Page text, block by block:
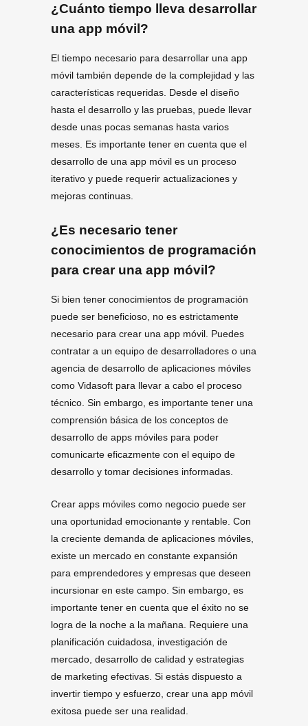
¿Cuánto tiempo lleva desarrollar
una app móvil?
El tiempo necesario para desarrollar una app
móvil también depende de la complejidad y las
características requeridas. Desde el diseño
hasta el desarrollo y las pruebas, puede llevar
desde unas pocas semanas hasta varios
meses. Es importante tener en cuenta que el
desarrollo de una app móvil es un proceso
iterativo y puede requerir actualizaciones y
mejoras continuas.
¿Es necesario tener
conocimientos de programación
para crear una app móvil?
Si bien tener conocimientos de programación
puede ser beneficioso, no es estrictamente
necesario para crear una app móvil. Puedes
contratar a un equipo de desarrolladores o una
agencia de desarrollo de aplicaciones móviles
como Vidasoft para llevar a cabo el proceso
técnico. Sin embargo, es importante tener una
comprensión básica de los conceptos de
desarrollo de apps móviles para poder
comunicarte eficazmente con el equipo de
desarrollo y tomar decisiones informadas.
Crear apps móviles como negocio puede ser
una oportunidad emocionante y rentable. Con
la creciente demanda de aplicaciones móviles,
existe un mercado en constante expansión
para emprendedores y empresas que deseen
incursionar en este campo. Sin embargo, es
importante tener en cuenta que el éxito no se
logra de la noche a la mañana. Requiere una
planificación cuidadosa, investigación de
mercado, desarrollo de calidad y estrategias
de marketing efectivas. Si estás dispuesto a
invertir tiempo y esfuerzo, crear una app móvil
exitosa puede ser una realidad.